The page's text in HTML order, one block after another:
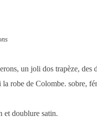
un joli dos trapèze, des
robe de Colombe. sobre,
et doublure satin.